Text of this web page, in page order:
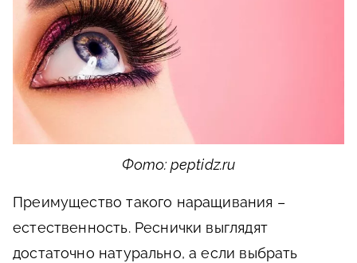
Фото: peptidz.ru
Преимущество такого наращивания –
естественность. Реснички выглядят
достаточно натурально, а если выбрать